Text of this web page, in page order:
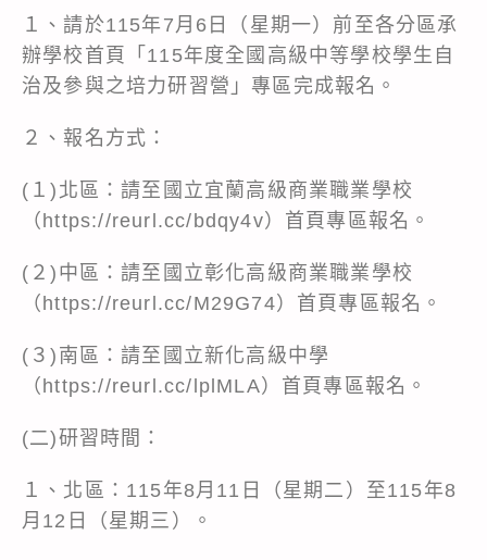
１、請於115年7月6日（星期一）前至各分區承
辦學校首頁「115年度全國高級中等學校學生自
治及參與之培力研習營」專區完成報名。
２、報名方式：
(１)北區：請至國立宜蘭高級商業職業學校
（https://reurl.cc/bdqy4v）首頁專區報名。
(２)中區：請至國立彰化高級商業職業學校
（https://reurl.cc/M29G74）首頁專區報名。
(３)南區：請至國立新化高級中學
（https://reurl.cc/lplMLA）首頁專區報名。
(二)研習時間：
１、北區：115年8月11日（星期二）至115年8
月12日（星期三）。